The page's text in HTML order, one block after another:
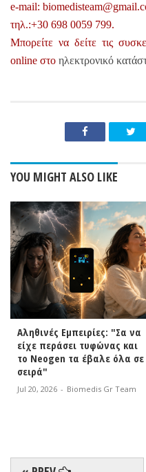
e-mail:
τηλ.:+30 698 0059 799.
Μπορείτε να δείτε τις
online στο ηλεκτρονικό
YOU MIGHT ALSO LIKE
Αληθινές Εμπειρίες: "Σα να
είχε περάσει τυφώνας και
το Neogen τα έβαλε όλα σε
σειρά"
Jul 20, 2026 - Biomedis Gr Team